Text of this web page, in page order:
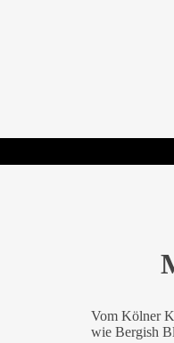
Vom Kölner
wie Bergish